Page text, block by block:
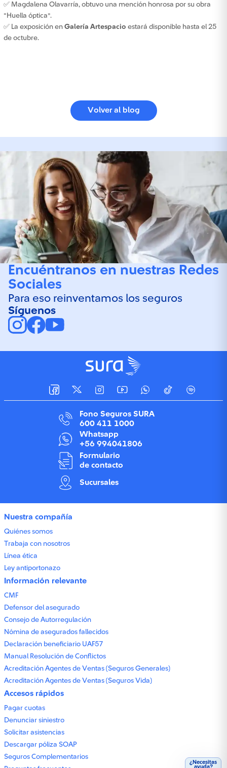
¿Necesitas
ayuda?
✅ Magdalena Olavarría, obtuvo una mención honrosa por su obra
“Huella óptica”.
✅ La exposición en Galería Artespacio estará disponible hasta el 25
de octubre.
Volver al blog
Encuéntranos en nuestras Redes
Sociales
Para eso reinventamos los seguros
Síguenos
Fono Seguros SURA
600 411 1000
Whatsapp
+56 994041806
Formulario
de contacto
Sucursales
Nuestra compañía
Quiénes somos
Trabaja con nosotros
Línea ética
Ley antiportonazo
Información relevante
CMF
Defensor del asegurado
Consejo de Autorregulación
Nómina de asegurados fallecidos
Declaración beneficiario UAF57
Manual Resolución de Conflictos
Acreditación Agentes de Ventas (Seguros Generales)
Acreditación Agentes de Ventas (Seguros Vida)
Accesos rápidos
Pagar cuotas
Denunciar siniestro
Solicitar asistencias
Descargar póliza SOAP
Seguros Complementarios